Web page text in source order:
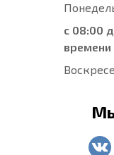
с 08:00